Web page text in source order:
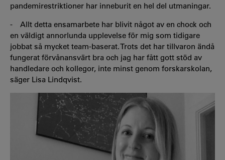
pandemirestriktioner har inneburit en hel del utmaningar.
- Allt detta ensamarbete har blivit något av en chock och
en väldigt annorlunda upplevelse för mig som tidigare
jobbat så mycket team-baserat. Trots det har tillvaron ändå
fungerat förvånansvärt bra och jag har fått gott stöd av
handledare och kollegor, inte minst genom forskarskolan,
säger Lisa Lindqvist.